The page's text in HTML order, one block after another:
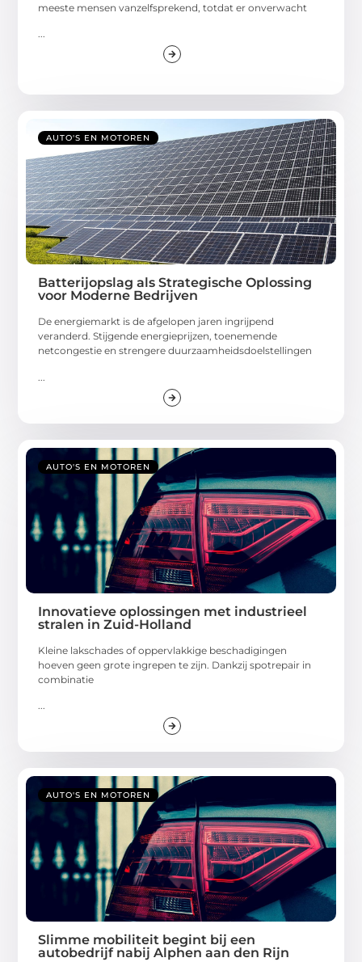
meeste mensen vanzelfsprekend, totdat er onverwacht
...
AUTO'S EN MOTOREN
Batterijopslag als Strategische Oplossing
voor Moderne Bedrijven
De energiemarkt is de afgelopen jaren ingrijpend
veranderd. Stijgende energieprijzen, toenemende
netcongestie en strengere duurzaamheidsdoelstellingen
AUTO'S EN MOTOREN
Innovatieve oplossingen met industrieel
stralen in Zuid-Holland
Kleine lakschades of oppervlakkige beschadigingen
hoeven geen grote ingrepen te zijn. Dankzij spotrepair in
combinatie
...
AUTO'S EN MOTOREN
Slimme mobiliteit begint bij een
autobedrijf nabij Alphen aan den Rijn